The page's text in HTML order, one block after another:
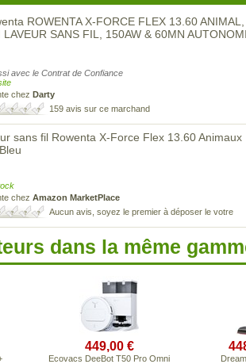
ROWENTA X-FORCE FLEX 13.60 ANIMAL,
LAVEUR SANS FIL, 150AW & 60MN
avec le Contrat de Confiance
chez Darty
159 avis sur ce marchand
sans fil Rowenta X-Force Flex 13.60 Animaux
chez Amazon MarketPlace
Aucun avis, soyez le premier à déposer le votre
dans la même
449,00 €
Ecovacs DeeBot T50 Pro Omni